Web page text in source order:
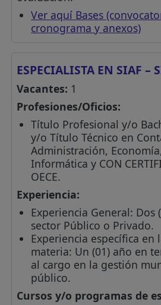
Ver aquí Bases
cronograma y anexos)
ESPECIALISTA EN SIAF –
Vacantes: 1
Profesiones/Oficios:
Título Profesional y/o
y/o Título Técnico en
Administración,
Informática y CON
OECE.
Experiencia:
Experiencia General: Dos
sector Público o Privado.
Experiencia específica en
materia: Un (01) año en
al cargo en la gestión
público.
Cursos y/o programas de